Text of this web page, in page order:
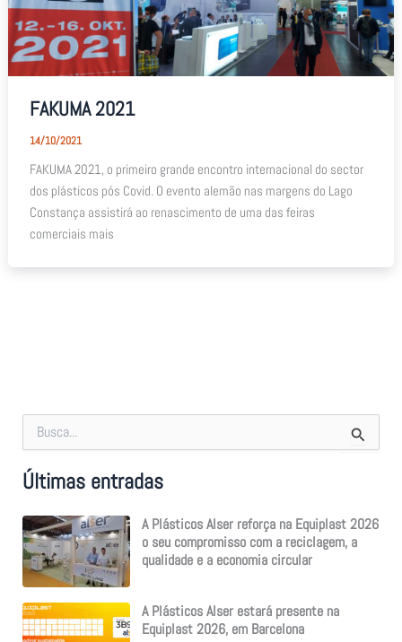
FAKUMA 2021
14/10/2021
FAKUMA 2021, o primeiro grande encontro internacional do sector
dos plásticos pós Covid. O evento alemão nas margens do Lago
Constança assistirá ao renascimento de uma das feiras
comerciais mais
r
c
h
f
o
r
:
Últimas entradas
A Plásticos Alser reforça na Equiplast 2026
o seu compromisso com a reciclagem, a
qualidade e a economia circular
A Plásticos Alser estará presente na
Equiplast 2026, em Barcelona